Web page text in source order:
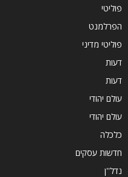
פוליטי
הפרלמנט
פוליטי מדיני
דעות
דעות
עולם יהודי
עולם יהודי
כלכלה
חדשות עסקים
נדל''ן